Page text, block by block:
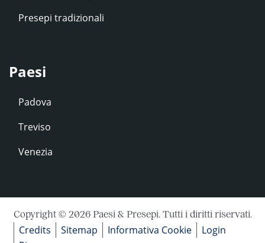
Presepi tradizionali
Paesi
Padova
Treviso
Venezia
Copyright © 2026 Paesi & Presepi. Tutti i diritti riservati.
Credits Sitemap Informativa Cookie
Login